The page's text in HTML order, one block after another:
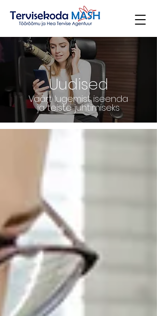
Uudised
Väärt lugemist iseenda
ja teiste juhtimiseks